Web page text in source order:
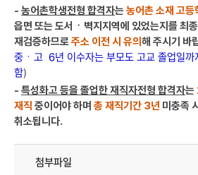
- 농어촌학생전형 합격자는농어촌 소재 고등
읍면 또는 도서ㆍ벽지지역에 있었는지를 최
재검증하므로주소 이전 시 유의 해 주시기 바
중ㆍ고 6년 이수자는 부모도 고교 졸업일까
함)
- 특성화고 등을 졸업한 재직자전형 합격자는
재직 중이어야 하며 총 재직기간 3년 미충족
취소됩니다.
첨부파일